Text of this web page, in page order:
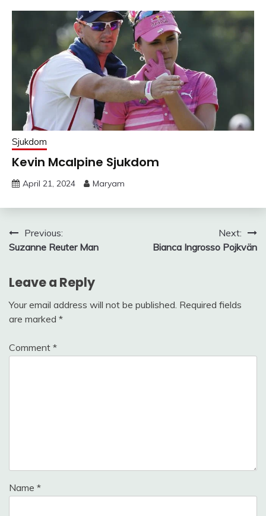
Sjukdom
Kevin Mcalpine Sjukdom
April 21, 2024 Maryam
Post
navigation
Previous:
Suzanne Reuter Man
Next:
Bianca Ingrosso Pojkvän
Leave a Reply
Your email address will not be published. Required fields
are marked *
Comment *
Name *